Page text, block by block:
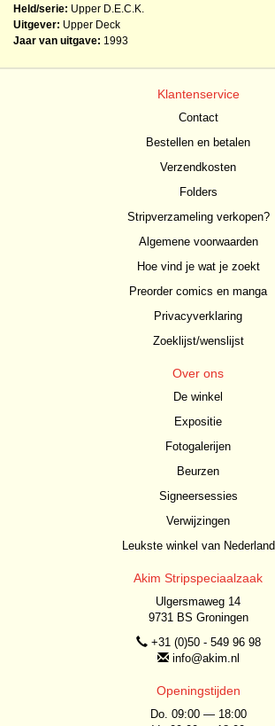
Held/serie: Upper D.E.C.K.
Uitgever: Upper Deck
Jaar van uitgave: 1993
Klantenservice
Contact
Bestellen en betalen
Verzendkosten
Folders
Stripverzameling verkopen?
Algemene voorwaarden
Hoe vind je wat je zoekt
Preorder comics en manga
Privacyverklaring
Zoeklijst/wenslijst
Over ons
De winkel
Expositie
Fotogalerijen
Beurzen
Signeersessies
Verwijzingen
Leukste winkel van Nederland
Akim Stripspeciaalzaak
Ulgersmaweg 14
9731 BS Groningen
+31 (0)50 - 549 96 98
info@akim.nl
Openingstijden
Do. 09:00 — 18:00